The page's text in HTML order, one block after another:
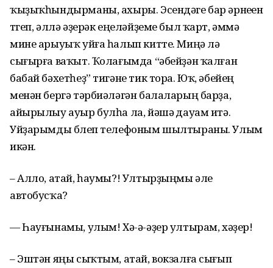
ҡыҙыҡһындырманы, ахыры. Эсендәге бар әрнеүен
түгеп, әллә әҙерәк еңеләйҙеме был ҡарт, әммә
мине арыуыҡ уйға һалып китте. Миңә лә
сығырға ваҡыт. Ҡолағымда “әбейҙән ҡалған
бабай бәхетһеҙ” тигәне тик тора. Юҡ, әбейең
менән бергә тәрбиәләгән балаларың барҙа,
айырылыу ауыр булһа ла, йәшәү дауам итә.
Уйҙарымды бүлеп телефоным шылтыраны. Улым
икән.
– Алло, атай, һаумы?! Ултырҙыңмы әле
автобусҡа?
— Һауғынамы, улым! Хә-ә-әҙер ултырам, хәҙер!
– Эштән яңы сыҡтым, атай, вокзалға сығып